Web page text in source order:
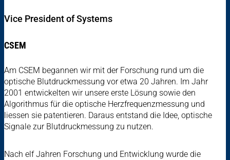
Vice President of Systems
CSEM
Am CSEM begannen wir mit der Forschung rund um die
optische Blutdruckmessung vor etwa 20 Jahren. Im Jahr
2001 entwickelten wir unsere erste Lösung sowie den
Algorithmus für die optische Herzfrequenzmessung und
liessen sie patentieren. Daraus entstand die Idee, optische
Signale zur Blutdruckmessung zu nutzen.
Nach elf Jahren Forschung und Entwicklung wurde die